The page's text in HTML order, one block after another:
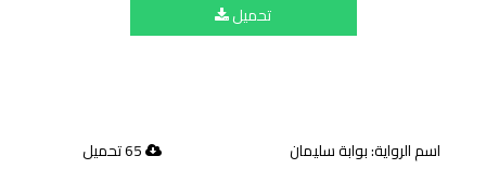
تحميل
اسم الرواية: بوابة سليمان